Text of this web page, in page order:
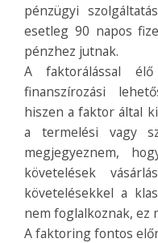
pénzügyi
esetleg 90 napos
pénzhez jutnak.
A faktorálással élő
finanszírozási
hiszen a faktor által
a termelési vagy
megjegyeznem,
követelések
követelésekkel a
nem foglalkoznak, ez
A faktoring fontos